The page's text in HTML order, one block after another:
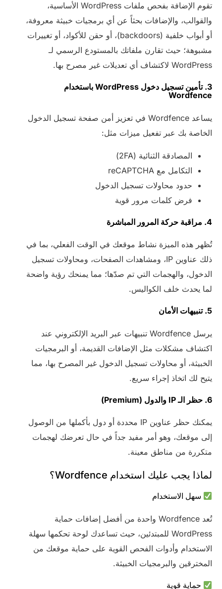
تقوم الإضافة بفحص ملفات WordPress الأساسية،
والقوالب، والإضافات بحثاً عن أي برمجيات خبيثة معروفة،
أو أبواب خلفية (backdoors)، أو حقن للأكواد، أو تغييرات
مشبوهة؛ حيث تقارن ملفاتك بالمستودع الرسمي لـ
WordPress لاكتشاف أي تعديلات غير مصرح بها.
3. تأمين تسجيل دخول WordPress باستخدام
Wordfence
يساعد Wordfence في تعزيز أمن صفحة تسجيل الدخول
الخاصة بك عبر تفعيل ميزات مثل:
المصادقة الثنائية (2FA)
التكامل مع reCAPTCHA
حدود محاولات تسجيل الدخول
فرض كلمات مرور قوية
4. مراقبة حركة المرور المباشرة
تُظهر هذه الميزة نشاط موقعك في الوقت الفعلي، بما في
ذلك عناوين IP، ومشاهدات الصفحات، ومحاولات تسجيل
الدخول، والهجمات التي تم صدّها؛ مما يمنحك رؤية واضحة
لما يحدث خلف الكواليس.
5. تنبيهات الأمان
يرسل Wordfence تنبيهات عبر البريد الإلكتروني عند
اكتشاف مشكلات مثل الإضافات القديمة، أو البرمجيات
الخبيثة، أو محاولات تسجيل الدخول غير المصرح بها، مما
يتيح لك اتخاذ إجراء سريع.
6. حظر الـ IP والدول (Premium)
يمكنك حظر عناوين IP محددة أو دول بأكملها من الوصول
إلى موقعك، وهو أمر مفيد جداً في حال تعرضك لهجمات
متكررة من مناطق معينة.
لماذا يجب عليك استخدام Wordfence؟
سهل الاستخدام
تُعد Wordfence واحدة من أفضل إضافات حماية
WordPress للمبتدئين، حيث تساعدك لوحة تحكمها سهلة
الاستخدام وأدوات الفحص القوية على حماية موقعك من
المخترقين والبرمجيات الخبيثة.
حماية قوية